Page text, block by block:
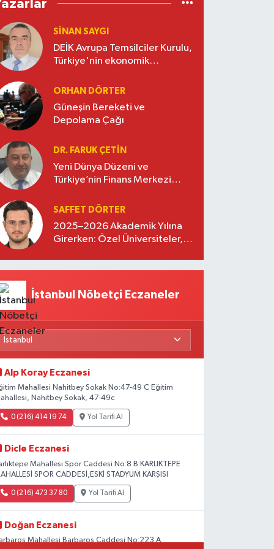
SINAN SAYGI
DEİK Avrupa Temsilciler Kurulu,
Türkiye'nin ekonomik
oluşturuyor
ORHAN DÖRTER
Güneşin Bereketi ve
Depolama Çağı
DR. FARUK ÇETİN
Yeni Dünya Düzeni ve
Türkiye’nin Finans Merkezi
SAFFET DÖRTER
2025–2026 Akademik Yılına
Girerken: Özel Üniversiteler,
İstanbul Nöbetçi Eczaneler
Alp Koray Eczanesi
Mahallesi Nahitbey Sokak No:47-49 C Eğitim
Nahitbey Sokak, 47-49c
0 (216) 414 19 74 Yol Tarifi Al
Dicle Eczanesi
Mahallesi Spor Caddesi No:8 B KARLIKTEPE
SPOR CADDESİ,ESKİ STADYUM KARŞISI
0 (216) 473 37 80 Yol Tarifi Al
Doğan Eczanesi
Mahallesi Barbaros Caddesi No:223 A